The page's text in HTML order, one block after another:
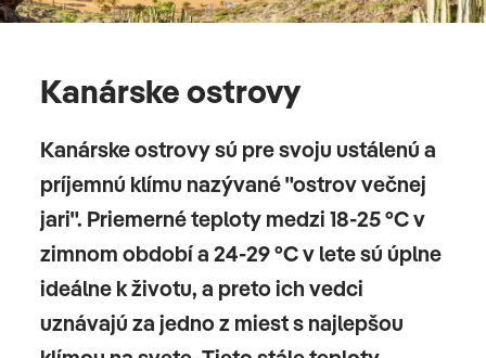
Kanárske ostrovy
Kanárske ostrovy sú pre svoju ustálenú a
príjemnú klímu nazývané "ostrov večnej
jari". Priemerné teploty medzi 18-25 °C v
zimnom období a 24-29 °C v lete sú úplne
ideálne k životu, a preto ich vedci
uznávajú za jedno z miest s najlepšou